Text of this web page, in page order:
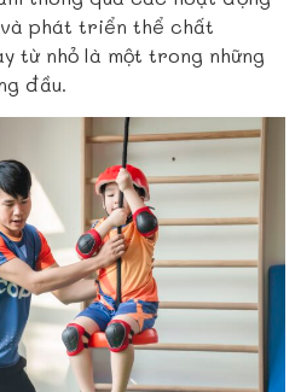
phát triển thể chất
từ nhỏ là một trong những
đầu.